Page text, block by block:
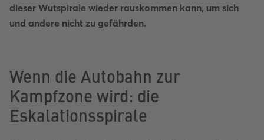
dieser Wutspirale wieder rauskommen kann, um sich
und andere nicht zu gefährden.
Wenn die Autobahn zur
Kampfzone wird: die
Eskalationsspirale